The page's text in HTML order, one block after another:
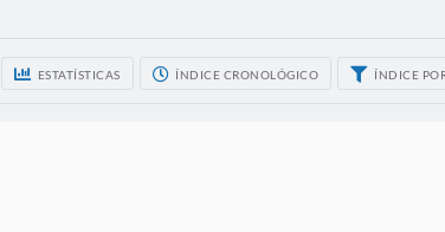
ESTATÍSTICAS ÍNDICE CRONOLÓGICO ÍNDICE